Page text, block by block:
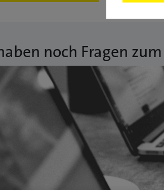
noch Fragen